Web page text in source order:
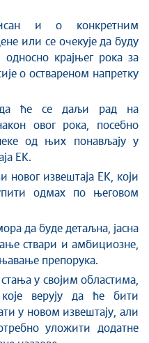
и о конкретним
или се очекује да буду
односно крајњег рока за
о оствареном напретку
да ће се даљи рад на
овог рока, посебно
од њих понављају у
ЕК.
новог извештаја ЕК, који
одмах по његовом
да буде детаљна, јасна
ствари и амбициозне,
препорука.
у својим областима,
које верују да ће бити
у новом извештају, али
уложити додатне